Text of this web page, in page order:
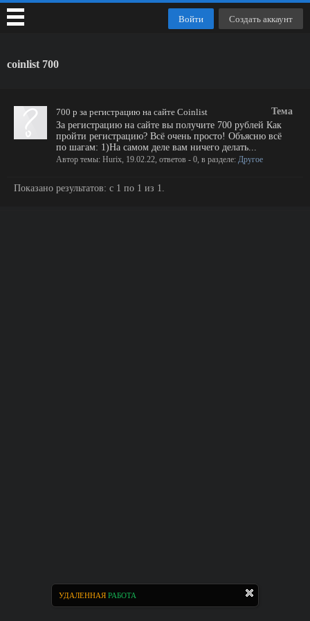
УДАЛЕННАЯ РАБОТА
coinlist 700
Тема
700 р за регистрацию на сайте Coinlist
За регистрацию на сайте вы получите 700 рублей Как
пройти регистрацию? Всё очень просто! Объясню всё
по шагам: 1)На самом деле вам ничего делать...
Автор темы: Hurix, 19.02.22, ответов - 0, в разделе: Другое
Показано результатов: с 1 по 1 из 1.
Войти Создать аккаунт